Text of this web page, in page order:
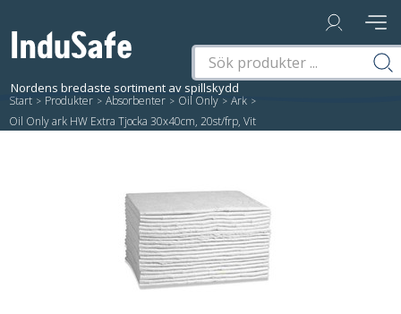
Start / Produkter / Absorbenter / Oil Only / Ark /
Oil Only ark HW Extra Tjocka 30x40cm, 20st/frp, Vit